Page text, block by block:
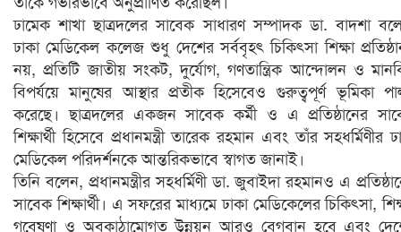
ঢামেক শাখা ছাত্রদলের সাবেক সাধারণ সম্পাদক ডা. বাদশা
ঢাকা মেডিকেল কলেজ শুধু দেশের সর্ববৃহৎ চিকিৎসা শিক্ষা
নয়, প্রতিটি জাতীয় সংকট, দুর্যোগ, গণতান্ত্রিক আন্দোলন ও
বিপর্যয়ে মানুষের আস্থার প্রতীক হিসেবেও গুরুত্বপূর্ণ ভূমিকা
করেছে। ছাত্রদলের একজন সাবেক কর্মী ও এ প্রতিষ্ঠানের
শিক্ষার্থী হিসেবে প্রধানমন্ত্রী তারেক রহমান এবং তাঁর সহধর্মিণীর
মেডিকেল পরিদর্শনকে আন্তরিকভাবে স্বাগত জানাই।
তিনি বলেন, প্রধানমন্ত্রীর সহধর্মিণী ডা. জুবাইদা রহমানও এ
সাবেক শিক্ষার্থী। এ সফরের মাধ্যমে ঢাকা মেডিকেলের চিকিৎসা,
গবেষণা ও অবকাঠামোগত উন্নয়ন আরও বেগবান হবে এবং